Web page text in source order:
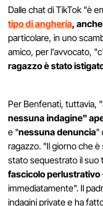
Dalle chat di TikTok "è
tipo di angheria,
particolare, in uno
amico, per l'avvocato,
ragazzo è stato
Per Benfenati, tuttavia, "
nessuna indagine"
e "nessunadenuncia"
ragazzo. "Il giorno che
stato sequestrato il suo
fascicoloperlustrativo
immediatamente". Il
indagini private e ha